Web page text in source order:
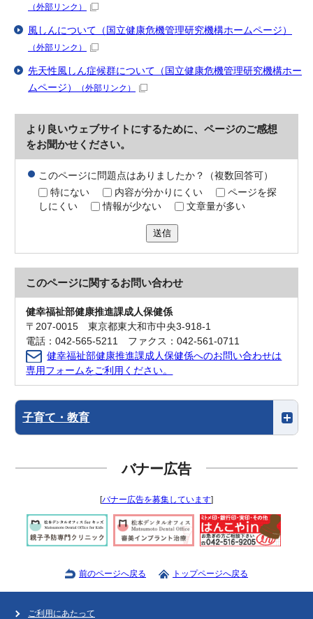
（外部リンク）
風しんについて（国立健康危機管理研究機構ホームページ）
（外部リンク）
先天性風しん症候群について（国立健康危機管理研究機構ホー
ムページ）
（外部リンク）
より良いウェブサイトにするために、ページのご感想
をお聞かせください。
このページに問題点はありましたか？（複数回答可）
特にない
内容が分かりにくい
ページを探
しにくい
情報が少ない 文章量が多い
送信
このページに関するお問い合わせ
健幸福祉部健康推進課成人保健係
〒207-0015 東京都東大和市中央3-918-1
電話：042-565-5211 ファクス：042-561-0711
健幸福祉部健康推進課成人保健係へのお問い合わせは
専用フォームをご利用ください。
子育て・教育
バナー広告
[バナー広告を募集しています]
前のページへ戻る トップページへ戻る
ご利用にあたって